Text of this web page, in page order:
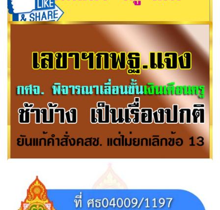
สพฐ.เล็งทุ่มงบลงเขต พท.ทั่ว ปท.กว่า 2 พันล.ใช้พัฒนา ‘ครู-
เลขาฯกพฐ.แจง กศจ. พิจารณาเลื่อนขั้นเงินเดือนครูช้าบ้าง
เป็นเรื่องปกติ ยันแก้คำสั่งคสช. แต่ไม่ยกเลิกข้อ 13